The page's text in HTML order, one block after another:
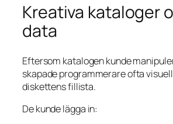
Kreativa kataloger
data
Eftersom katalogen kunde
skapade programmerare ofta
diskettens fillista.
De kunde lägga in: